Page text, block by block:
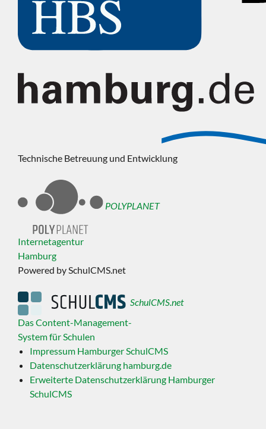
Technische Betreuung und Entwicklung
POLYPLANET
Internetagentur
Hamburg
Powered by SchulCMS.net
SchulCMS.net
Das Content-Management-
System für Schulen
Impressum Hamburger SchulCMS
Datenschutzerklärung hamburg.de
Erweiterte Datenschutzerklärung Hamburger
SchulCMS